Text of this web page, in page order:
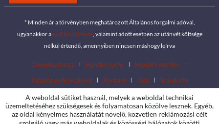
* Minden ár a törvényben meghatározott Általános forgalmi adóval,
ugyanakkor aszállítási költség, valamint adott esetben az utánvét költsége
nélkül értendő, amennyiben nincsen máshogy leírva
Download area Händlersuche
Händler werden
Katalógusok letöltése
Kontakt Jobs Standorte
A weboldal sütiket használ, melyek a weboldal technikai
üzemeltetéséhez szükségesek és folyamatosan közölve lesznek. Egyéb,
az oldal kényelmes használatát növelő, közvetlen reklámozási célt